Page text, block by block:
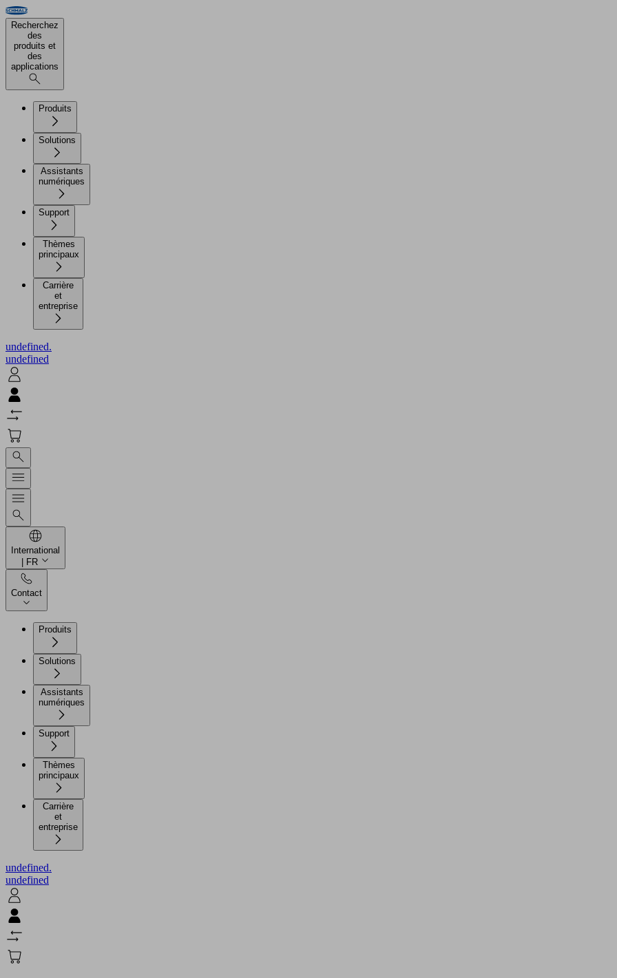
Recherchez
des
produits et
des
applications
Produits
Solutions
Assistants
numériques
Support
Thèmes
principaux
Carrière
et
entreprise
undefined.
undefined
International
| FR
Contact
Produits
Solutions
Assistants
numériques
Support
Thèmes
principaux
Carrière
et
entreprise
undefined.
undefined